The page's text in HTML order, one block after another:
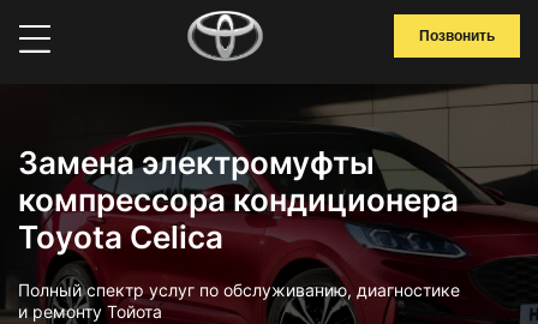
Позвонить
Замена электромуфты
компрессора кондиционера
Toyota Celica
Полный спектр услуг по обслуживанию, диагностике
и ремонту Тойота